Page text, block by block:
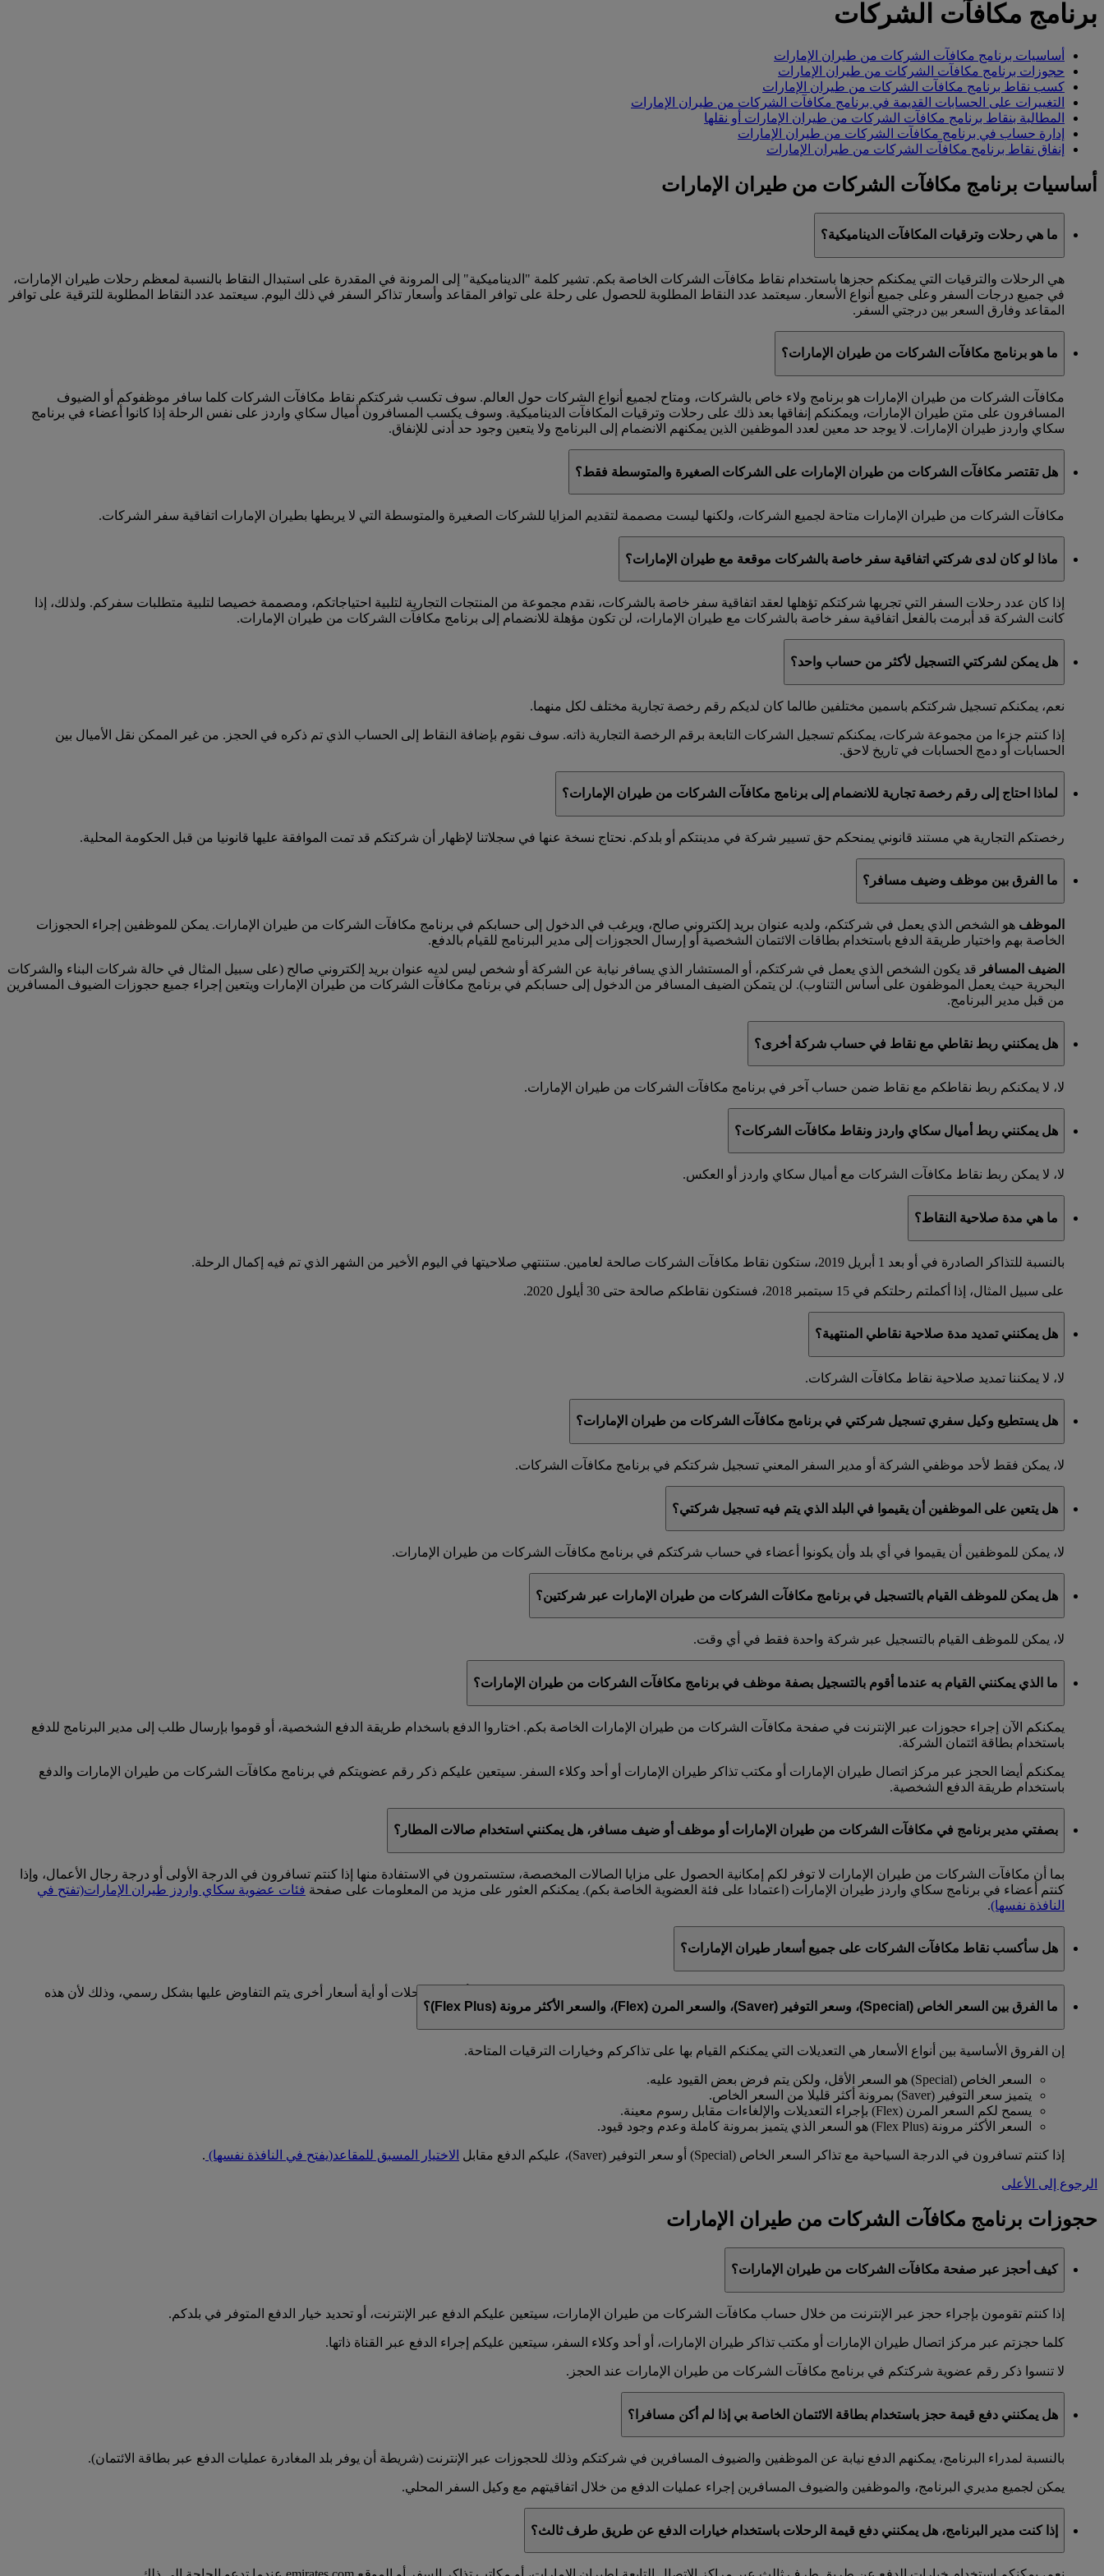
برنامج مكافآت الشركات
أساسيات برنامج مكافآت الشركات من طيران الإمارات
حجوزات برنامج مكافآت الشركات من طيران الإمارات
كسب نقاط برنامج مكافآت الشركات من طيران الإمارات
التغييرات على الحسابات القديمة في برنامج مكافآت الشركات من طيران الإمارات
المطالبة بنقاط برنامج مكافآت الشركات من طيران الإمارات أو نقلها
إدارة حساب في برنامج مكافآت الشركات من طيران الإمارات
إنفاق نقاط برنامج مكافآت الشركات من طيران الإمارات
أساسيات برنامج مكافآت الشركات من طيران الإمارات
ما هي رحلات وترقيات المكافآت الديناميكية؟
هي الرحلات والترقيات التي يمكنكم حجزها باستخدام نقاط مكافآت الشركات الخاصة بكم. تشير كلمة "الديناميكية" إلى المرونة في المقدرة على استبدال النقاط بالنسبة لمعظم رحلات طيران الإمارات،
في جميع درجات السفر وعلى جميع أنواع الأسعار. سيعتمد عدد النقاط المطلوبة للحصول على رحلة على توافر المقاعد وأسعار تذاكر السفر في ذلك اليوم. سيعتمد عدد النقاط المطلوبة للترقية على توافر
المقاعد وفارق السعر بين درجتي السفر.
ما هو برنامج مكافآت الشركات من طيران الإمارات؟
مكافآت الشركات من طيران الإمارات هو برنامج ولاء خاص بالشركات، ومتاح لجميع أنواع الشركات حول العالم. سوف تكسب شركتكم نقاط مكافآت الشركات كلما سافر موظفوكم أو الضيوف
المسافرون على متن طيران الإمارات، ويمكنكم إنفاقها بعد ذلك على رحلات وترقيات المكافآت الديناميكية. وسوف يكسب المسافرون أميال سكاي واردز على نفس الرحلة إذا كانوا أعضاء في برنامج
سكاي واردز طيران الإمارات. لا يوجد حد معين لعدد الموظفين الذين يمكنهم الانضمام إلى البرنامج ولا يتعين وجود حد أدنى للإنفاق.
هل تقتصر مكافآت الشركات من طيران الإمارات على الشركات الصغيرة والمتوسطة فقط؟
مكافآت الشركات من طيران الإمارات متاحة لجميع الشركات، ولكنها ليست مصممة لتقديم المزايا للشركات الصغيرة والمتوسطة التي لا يربطها بطيران الإمارات اتفاقية سفر الشركات.
ماذا لو كان لدى شركتي اتفاقية سفر خاصة بالشركات موقعة مع طيران الإمارات؟
إذا كان عدد رحلات السفر التي تجريها شركتكم تؤهلها لعقد اتفاقية سفر خاصة بالشركات، نقدم مجموعة من المنتجات التجارية لتلبية احتياجاتكم، ومصممة خصيصا لتلبية متطلبات سفركم. ولذلك، إذا
كانت الشركة قد أبرمت بالفعل اتفاقية سفر خاصة بالشركات مع طيران الإمارات، لن تكون مؤهلة للانضمام إلى برنامج مكافآت الشركات من طيران الإمارات.
هل يمكن لشركتي التسجيل لأكثر من حساب واحد؟
نعم، يمكنكم تسجيل شركتكم باسمين مختلفين طالما كان لديكم رقم رخصة تجارية مختلف لكل منهما.
إذا كنتم جزءا من مجموعة شركات، يمكنكم تسجيل الشركات التابعة برقم الرخصة التجارية ذاته. سوف نقوم بإضافة النقاط إلى الحساب الذي تم ذكره في الحجز. من غير الممكن نقل الأميال بين
الحسابات أو دمج الحسابات في تاريخ لاحق.
لماذا احتاج إلى رقم رخصة تجارية للانضمام إلى برنامج مكافآت الشركات من طيران الإمارات؟
رخصتكم التجارية هي مستند قانوني يمنحكم حق تسيير شركة في مدينتكم أو بلدكم. نحتاج نسخة عنها في سجلاتنا لإظهار أن شركتكم قد تمت الموافقة عليها قانونيا من قبل الحكومة المحلية.
ما الفرق بين موظف وضيف مسافر؟
الموظف هو الشخص الذي يعمل في شركتكم، ولديه عنوان بريد إلكتروني صالح، ويرغب في الدخول إلى حسابكم في برنامج مكافآت الشركات من طيران الإمارات. يمكن للموظفين إجراء الحجوزات
الخاصة بهم واختيار طريقة الدفع باستخدام بطاقات الائتمان الشخصية أو إرسال الحجوزات إلى مدير البرنامج للقيام بالدفع.
الضيف المسافر قد يكون الشخص الذي يعمل في شركتكم، أو المستشار الذي يسافر نيابة عن الشركة أو شخص ليس لديه عنوان بريد إلكتروني صالح (على سبيل المثال في حالة شركات البناء والشركات
البحرية حيث يعمل الموظفون على أساس التناوب). لن يتمكن الضيف المسافر من الدخول إلى حسابكم في برنامج مكافآت الشركات من طيران الإمارات ويتعين إجراء جميع حجوزات الضيوف المسافرين
من قبل مدير البرنامج.
هل يمكنني ربط نقاطي مع نقاط في حساب شركة أخرى؟
لا، لا يمكنكم ربط نقاطكم مع نقاط ضمن حساب آخر في برنامج مكافآت الشركات من طيران الإمارات.
هل يمكنني ربط أميال سكاي واردز ونقاط مكافآت الشركات؟
لا، لا يمكن ربط نقاط مكافآت الشركات مع أميال سكاي واردز أو العكس.
ما هي مدة صلاحية النقاط؟
بالنسبة للتذاكر الصادرة في أو بعد 1 أبريل 2019، ستكون نقاط مكافآت الشركات صالحة لعامين. ستنتهي صلاحيتها في اليوم الأخير من الشهر الذي تم فيه إكمال الرحلة.
على سبيل المثال، إذا أكملتم رحلتكم في 15 سبتمبر 2018، فستكون نقاطكم صالحة حتى 30 أيلول 2020.
هل يمكنني تمديد مدة صلاحية نقاطي المنتهية؟
لا، لا يمكننا تمديد صلاحية نقاط مكافآت الشركات.
هل يستطيع وكيل سفري تسجيل شركتي في برنامج مكافآت الشركات من طيران الإمارات؟
لا، يمكن فقط لأحد موظفي الشركة أو مدير السفر المعني تسجيل شركتكم في برنامج مكافآت الشركات.
هل يتعين على الموظفين أن يقيموا في البلد الذي يتم فيه تسجيل شركتي؟
لا، يمكن للموظفين أن يقيموا في أي بلد وأن يكونوا أعضاء في حساب شركتكم في برنامج مكافآت الشركات من طيران الإمارات.
هل يمكن للموظف القيام بالتسجيل في برنامج مكافآت الشركات من طيران الإمارات عبر شركتين؟
لا، يمكن للموظف القيام بالتسجيل عبر شركة واحدة فقط في أي وقت.
ما الذي يمكنني القيام به عندما أقوم بالتسجيل بصفة موظف في برنامج مكافآت الشركات من طيران الإمارات؟
يمكنكم الآن إجراء حجوزات عبر الإنترنت في صفحة مكافآت الشركات من طيران الإمارات الخاصة بكم. اختاروا الدفع باسخدام طريقة الدفع الشخصية، أو قوموا بإرسال طلب إلى مدير البرنامج للدفع
باستخدام بطاقة ائتمان الشركة.
يمكنكم أيضا الحجز عبر مركز اتصال طيران الإمارات أو مكتب تذاكر طيران الإمارات أو أحد وكلاء السفر. سيتعين عليكم ذكر رقم عضويتكم في برنامج مكافآت الشركات من طيران الإمارات والدفع
باستخدام طريقة الدفع الشخصية.
بصفتي مدير برنامج في مكافآت الشركات من طيران الإمارات أو موظف أو ضيف مسافر، هل يمكنني استخدام صالات المطار؟
بما أن مكافآت الشركات من طيران الإمارات لا توفر لكم إمكانية الحصول على مزايا الصالات المخصصة، ستستمرون في الاستفادة منها إذا كنتم تسافرون في الدرجة الأولى أو درجة رجال الأعمال، وإذا
كنتم أعضاء في برنامج سكاي واردز طيران الإمارات (اعتمادا على فئة العضوية الخاصة بكم). يمكنكم العثور على مزيد من المعلومات على صفحة فئات عضوية سكاي واردز طيران الإمارات(تفتح في
النافذة نفسها).
هل سأكسب نقاط مكافآت الشركات على جميع أسعار طيران الإمارات؟
يمكنكم كسب النقاط على جميع الأسعار المعلنة. لن تكسبوا النقاط على الأسعار الخاصة بالشركات والمجموعات وأسعار الرحلات أو أية أسعار أخرى يتم التفاوض عليها بشكل رسمي، وذلك لأن هذه
الأسعار مخفضة بالفعل.
ما الفرق بين السعر الخاص (Special)، وسعر التوفير (Saver)، والسعر المرن (Flex)، والسعر الأكثر مرونة (Flex Plus)؟
إن الفروق الأساسية بين أنواع الأسعار هي التعديلات التي يمكنكم القيام بها على تذاكركم وخيارات الترقيات المتاحة.
السعر الخاص (Special) هو السعر الأقل، ولكن يتم فرض بعض القيود عليه.
يتميز سعر التوفير (Saver) بمرونة أكثر قليلا من السعر الخاص.
يسمح لكم السعر المرن (Flex) بإجراء التعديلات والإلغاءات مقابل رسوم معينة.
السعر الأكثر مرونة (Flex Plus) هو السعر الذي يتميز بمرونة كاملة وعدم وجود قيود.
إذا كنتم تسافرون في الدرجة السياحية مع تذاكر السعر الخاص (Special) أو سعر التوفير (Saver)، عليكم الدفع مقابل الاختيار المسبق للمقاعد(يفتح في النافذة نفسها) .
الرجوع إلى الأعلى
حجوزات برنامج مكافآت الشركات من طيران الإمارات
كيف أحجز عبر صفحة مكافآت الشركات من طيران الإمارات؟
إذا كنتم تقومون بإجراء حجز عبر الإنترنت من خلال حساب مكافآت الشركات من طيران الإمارات، سيتعين عليكم الدفع عبر الإنترنت، أو تحديد خيار الدفع المتوفر في بلدكم.
كلما حجزتم عبر مركز اتصال طيران الإمارات أو مكتب تذاكر طيران الإمارات، أو أحد وكلاء السفر، سيتعين عليكم إجراء الدفع عبر القناة ذاتها.
لا تنسوا ذكر رقم عضوية شركتكم في برنامج مكافآت الشركات من طيران الإمارات عند الحجز.
هل يمكنني دفع قيمة حجز باستخدام بطاقة الائتمان الخاصة بي إذا لم أكن مسافرا؟
بالنسبة لمدراء البرنامج، يمكنهم الدفع نيابة عن الموظفين والضيوف المسافرين في شركتكم وذلك للحجوزات عبر الإنترنت (شريطة أن يوفر بلد المغادرة عمليات الدفع عبر بطاقة الائتمان).
يمكن لجميع مديري البرنامج، والموظفين والضيوف المسافرين إجراء عمليات الدفع من خلال اتفاقيتهم مع وكيل السفر المحلي.
إذا كنت مدير البرنامج، هل يمكنني دفع قيمة الرحلات باستخدام خيارات الدفع عن طريق طرف ثالث؟